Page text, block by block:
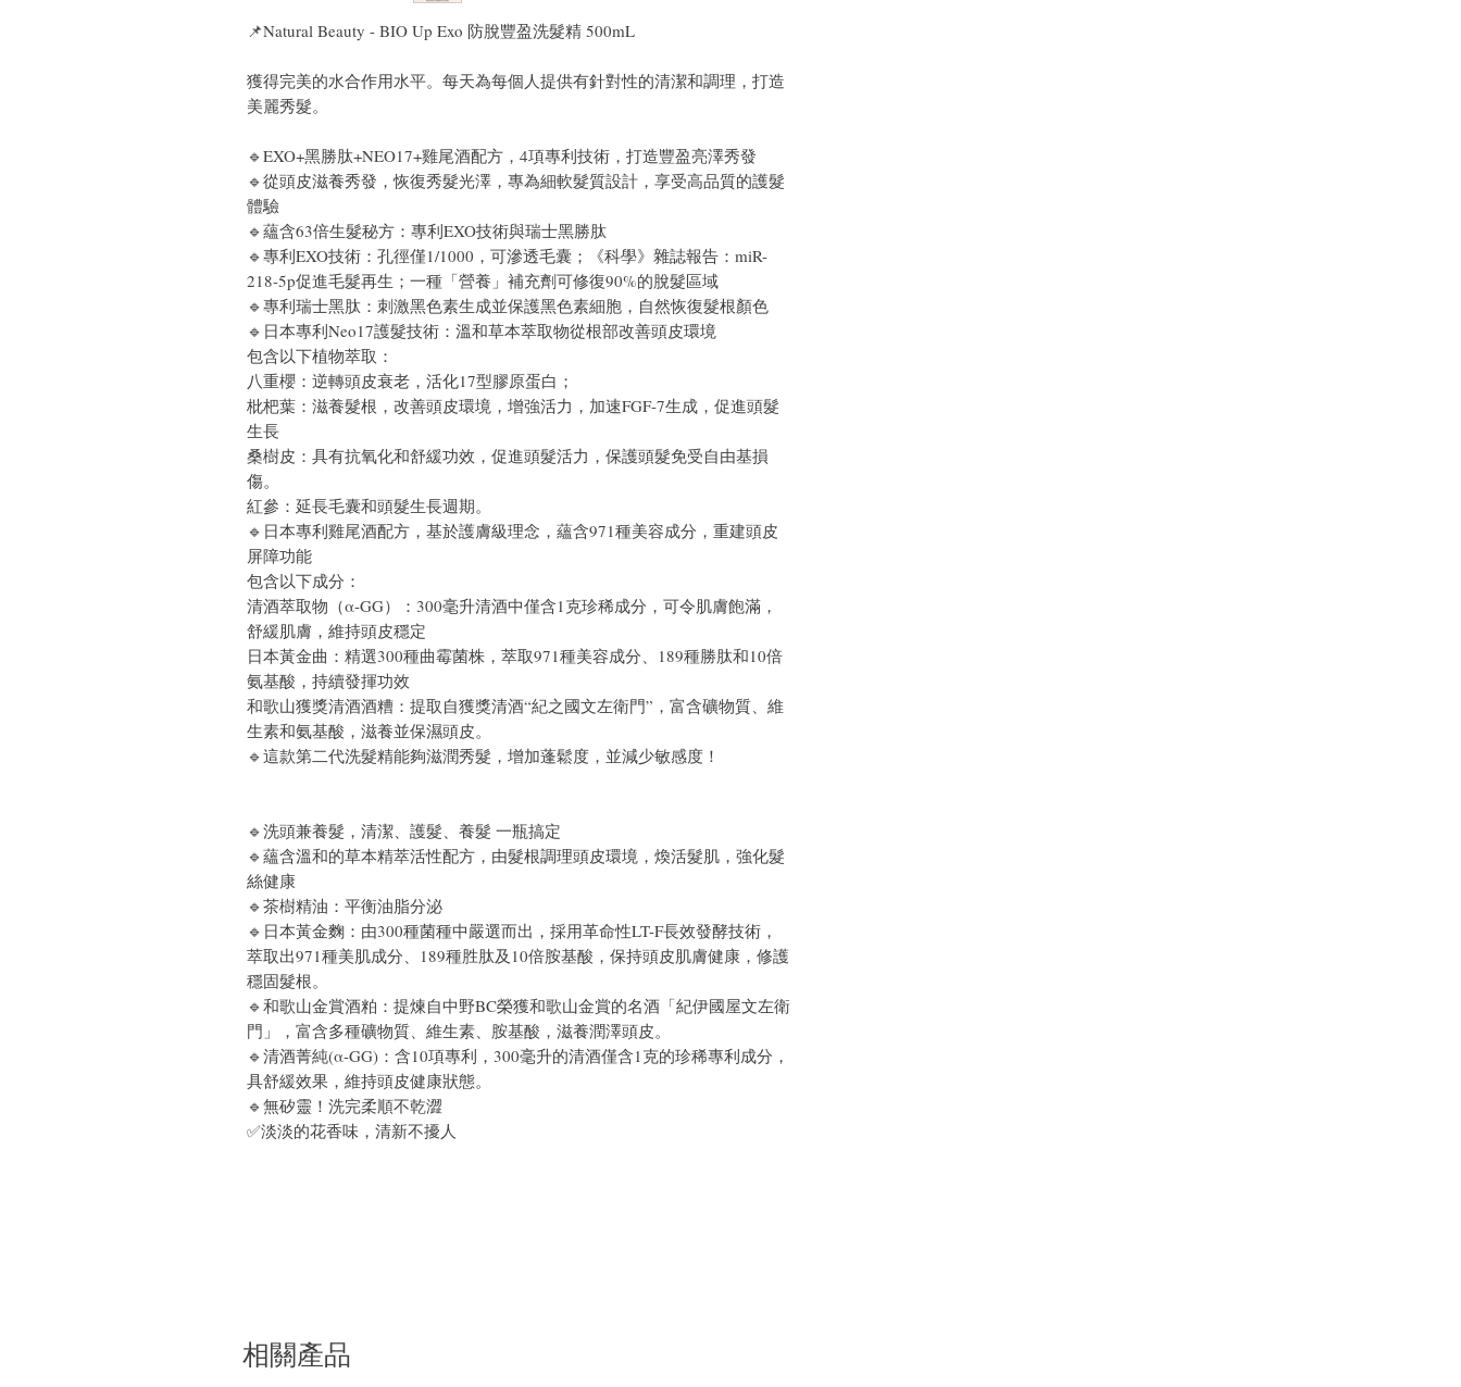
📌Natural Beauty - BIO Up Exo 防脫豐盈洗髮精 500mL
獲得完美的水合作用水平。每天為每個人提供有針對性的清潔和調理，打造
美麗秀髮。
🔹EXO+黑勝肽+NEO17+雞尾酒配方，4項專利技術，打造豐盈亮澤秀發
🔹從頭皮滋養秀發，恢復秀髮光澤，專為細軟髮質設計，享受高品質的護髮
體驗
🔹蘊含63倍生髮秘方：專利EXO技術與瑞士黑勝肽
🔹專利EXO技術：孔徑僅1/1000，可滲透毛囊；《科學》雜誌報告：miR-
218-5p促進毛髮再生；一種「營養」補充劑可修復90%的脫髮區域
🔹專利瑞士黑肽：刺激黑色素生成並保護黑色素細胞，自然恢復髮根顏色
🔹日本專利Neo17護髮技術：溫和草本萃取物從根部改善頭皮環境
包含以下植物萃取：
八重櫻：逆轉頭皮衰老，活化17型膠原蛋白；
枇杷葉：滋養髮根，改善頭皮環境，增強活力，加速FGF-7生成，促進頭髮
生長
桑樹皮：具有抗氧化和舒緩功效，促進頭髮活力，保護頭髮免受自由基損
傷。
紅參：延長毛囊和頭髮生長週期。
🔹日本專利雞尾酒配方，基於護膚級理念，蘊含971種美容成分，重建頭皮
屏障功能
包含以下成分：
清酒萃取物（α-GG）：300毫升清酒中僅含1克珍稀成分，可令肌膚飽滿，
舒緩肌膚，維持頭皮穩定
日本黃金曲：精選300種曲霉菌株，萃取971種美容成分、189種勝肽和10倍
氨基酸，持續發揮功效
和歌山獲獎清酒酒糟：提取自獲獎清酒“紀之國文左衛門”，富含礦物質、維
生素和氨基酸，滋養並保濕頭皮。
🔹這款第二代洗髮精能夠滋潤秀髮，增加蓬鬆度，並減少敏感度！
🔹洗頭兼養髮，清潔、護髮、養髮 一瓶搞定
🔹蘊含溫和的草本精萃活性配方，由髮根調理頭皮環境，煥活髮肌，強化髮
絲健康
🔹茶樹精油：平衡油脂分泌
🔹日本黃金麴：由300種菌種中嚴選而出，採用革命性LT-F長效發酵技術，
萃取出971種美肌成分、189種胜肽及10倍胺基酸，保持頭皮肌膚健康，修護
穩固髮根。
🔹和歌山金賞酒粕：提煉自中野BC榮獲和歌山金賞的名酒「紀伊國屋文左衛
門」，富含多種礦物質、維生素、胺基酸，滋養潤澤頭皮。
🔹清酒菁純(α-GG)：含10項專利，300毫升的清酒僅含1克的珍稀專利成分，
具舒緩效果，維持頭皮健康狀態。
🔹無矽靈！洗完柔順不乾澀
✅淡淡的花香味，清新不擾人
相關產品